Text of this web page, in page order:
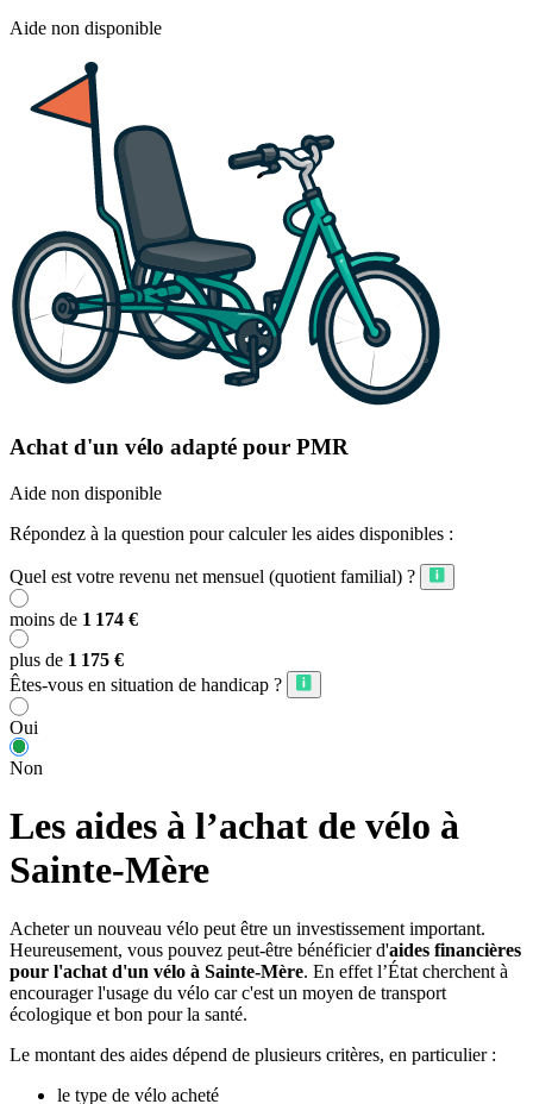
Aide non disponible
Achat d'un vélo adapté pour PMR
Aide non disponible
Répondez à la question pour calculer les aides disponibles :
Quel est votre revenu net mensuel (quotient familial) ?
moins de 1 174 €
plus de 1 175 €
Êtes-vous en situation de handicap ?
Oui
Non
Les aides à l’achat de vélo à
Sainte-Mère
Acheter un nouveau vélo peut être un investissement important.
Heureusement, vous pouvez peut-être bénéficier d'aides financières
pour l'achat d'un vélo à Sainte-Mère. En effet l’État cherchent à
encourager l'usage du vélo car c'est un moyen de transport
écologique et bon pour la santé.
Le montant des aides dépend de plusieurs critères, en particulier :
le type de vélo acheté